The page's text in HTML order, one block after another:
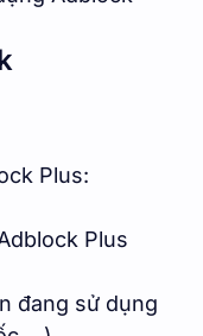
Plus:
Plus
đang sử dụng